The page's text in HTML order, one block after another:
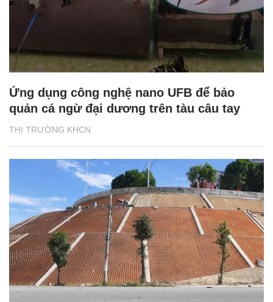
THỊ TRƯỜNG KHCN
Ứng dụng công nghệ nano UFB để bảo
quản cá ngừ đại dương trên tàu câu tay